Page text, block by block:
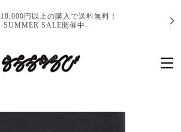
18,000円以上の購入で送料無料！
-SUMMER SALE開催中-